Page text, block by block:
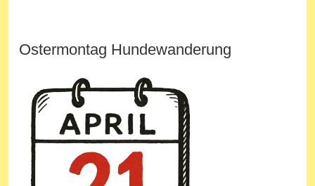
Ostermontag Hundewanderung